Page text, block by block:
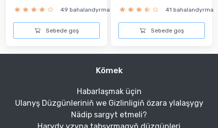
49 bahalandyrma
Sebede goş
41 bahalandyrma
Sebede goş
Kömek
Habarlaşmak üçin
Ulanyş Düzgünleriniň we Gizlinligiň özara ylalaşygy
Nädip sargyt etmeli?